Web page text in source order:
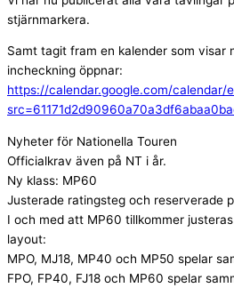
stjärnmarkera.
Samt tagit fram en kalender som visar
incheckning öppnar:
https://calendar.google.com/calendar/
Nyheter för Nationella Touren
Officialkrav även på NT i år.
Ny klass: MP60
Justerade ratingsteg och reserverade
I och med att MP60 tillkommer
layout:
MPO, MJ18, MP40 och MP50 spelar
FPO, FP40, FJ18 och MP60 spelar